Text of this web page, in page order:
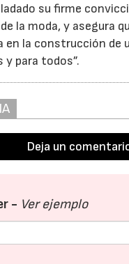
su firme
la moda, y asegura
la construcción de
para todos”.
Deja un
- Ver ejemplo